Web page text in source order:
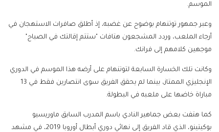
الموسم.
وعبر جمهور توتنهام بوضوح عن غضبه، إذ أطلق صافرات الاستهجان في
أرجاء الملعب، وردد المشجعون هتافات "ستتم إقالتك في الصباح"
موجهين كلامهم إلى فرانك.
وكانت تلك الخسارة السابعة لتوتنهام على أرضه هذا الموسم في الدوري
الإنجليزي الممتاز، بينما لم يحقق الفريق سوى انتصارين فقط في 13
مباراة خاضها على ملعبه في البطولة.
كما هتفت بعض جماهير النادي باسم المدرب السابق ماوريسيو
بوكيتينو، الذي قاد الفريق إلى نهائي دوري أبطال ‌أوروبا 2019، في مشهد